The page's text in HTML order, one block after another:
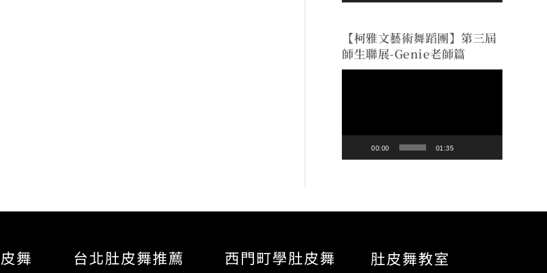
【柯雅文藝術舞蹈團】第三屆
師生聯展-Genie老師篇
放
器
00:00 01:35
舞 台北肚皮舞推薦 西門町學肚皮舞 肚皮舞教室